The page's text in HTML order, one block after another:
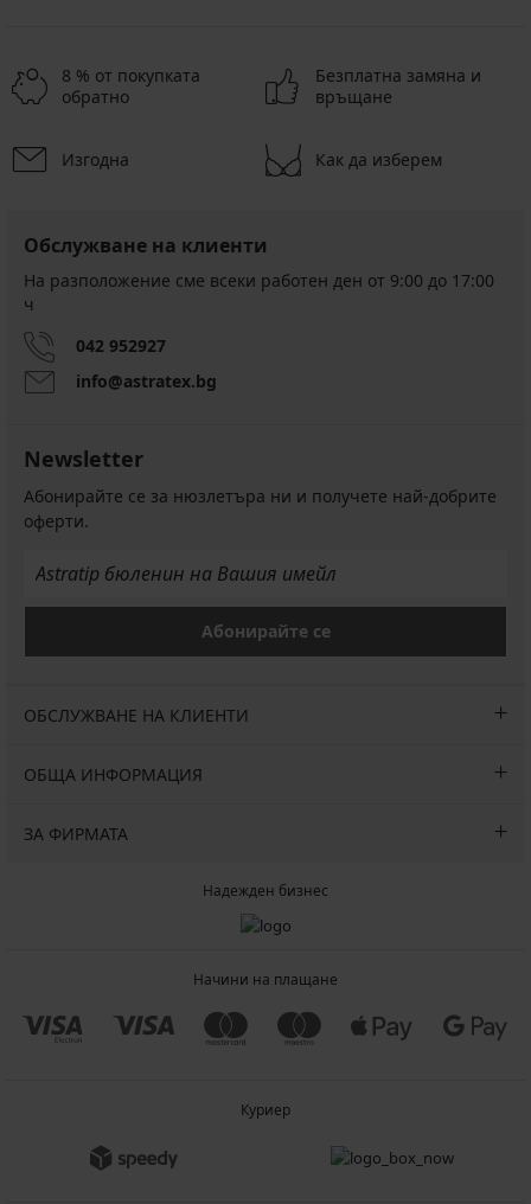
бамбукови
боксерки
по-
дълъг
крачол
(33,23
13,59
€
лв.)
8 % от покупката
обратно
Безплатна замяна и
връщане
Изгодна Как да изберем
Обслужване на клиенти
На разположение сме всеки работен ден от 9:00 до 17:00
ч
042 952927
info@astratex.bg
Newsletter
Абонирайте се за нюзлетъра ни и получете най-добрите
оферти.
Абонирайте се
ОБСЛУЖВАНЕ НА КЛИЕНТИ
ОБЩА ИНФОРМАЦИЯ
ЗА ФИРМАТА
Надежден бизнес
Начини на плащане
Куриер